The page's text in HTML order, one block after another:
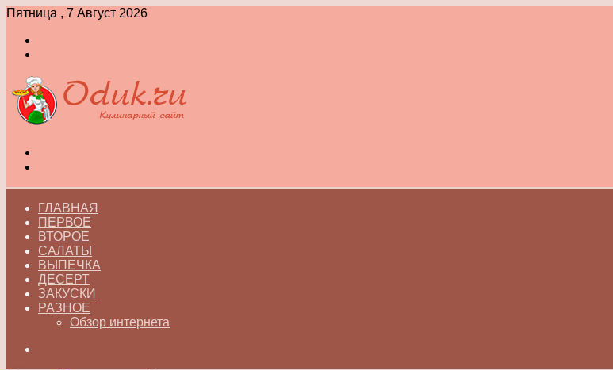
Пятница , 7 Август 2026
ГЛАВНАЯ
ПЕРВОЕ
ВТОРОЕ
САЛАТЫ
ВЫПЕЧКА
ДЕСЕРТ
ЗАКУСКИ
РАЗНОЕ
Обзор интернета